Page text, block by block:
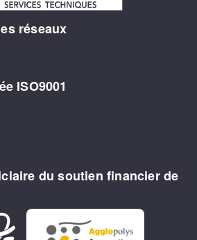
réseaux
ISO9001
du soutien financier de